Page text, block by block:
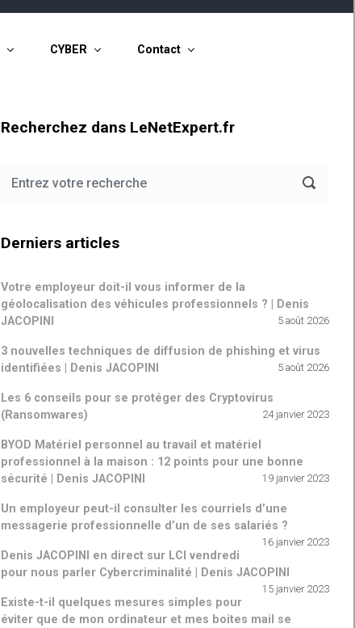
CYBER Contact
Recherchez dans LeNetExpert.fr
Derniers articles
Votre employeur doit-il vous informer de la
géolocalisation des véhicules professionnels ? | Denis
JACOPINI
5 août 2026
3 nouvelles techniques de diffusion de phishing et virus
identifiées | Denis JACOPINI
5 août 2026
Les 6 conseils pour se protéger des Cryptovirus
(Ransomwares)
24 janvier 2023
BYOD Matériel personnel au travail et matériel
professionnel à la maison : 12 points pour une bonne
sécurité | Denis JACOPINI
19 janvier 2023
Un employeur peut-il consulter les courriels d’une
messagerie professionnelle d’un de ses salariés ?
16 janvier 2023
Denis JACOPINI en direct sur LCI vendredi
pour nous parler Cybercriminalité | Denis JACOPINI
15 janvier 2023
Existe-t-il quelques mesures simples pour
éviter que de mon ordinateur et mes boites mail se